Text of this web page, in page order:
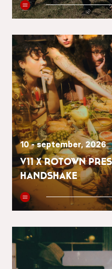
10 - september, 2026
V11 x Rotown
Handshake